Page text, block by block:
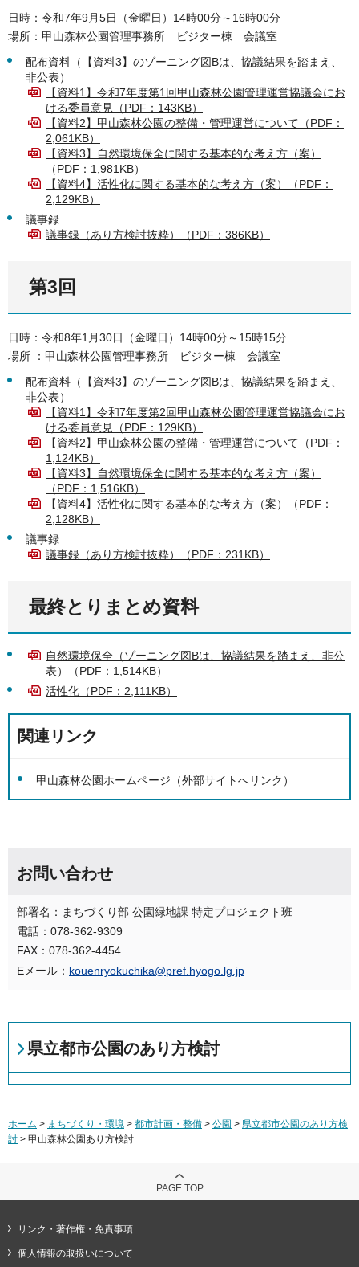
日時：令和7年9月5日（金曜日）14時00分～16時00分
場所：甲山森林公園管理事務所 ビジター棟 会議室
配布資料（【資料3】のゾーニング図Bは、協議結果を踏まえ、
非公表）
【資料1】令和7年度第1回甲山森林公園管理運営協議会にお
ける委員意見（PDF：143KB）
【資料2】甲山森林公園の整備・管理運営について（PDF：
2,061KB）
【資料3】自然環境保全に関する基本的な考え方（案）
（PDF：1,981KB）
【資料4】活性化に関する基本的な考え方（案）（PDF：
2,129KB）
議事録
議事録（あり方検討抜粋）（PDF：386KB）
第3回
日時：令和8年1月30日（金曜日）14時00分～15時15分
場所 ：甲山森林公園管理事務所 ビジター棟 会議室
配布資料（【資料3】のゾーニング図Bは、協議結果を踏まえ、
非公表）
【資料1】令和7年度第2回甲山森林公園管理運営協議会にお
ける委員意見（PDF：129KB）
【資料2】甲山森林公園の整備・管理運営について（PDF：
1,124KB）
【資料3】自然環境保全に関する基本的な考え方（案）
（PDF：1,516KB）
【資料4】活性化に関する基本的な考え方（案）（PDF：
2,128KB）
議事録
議事録（あり方検討抜粋）（PDF：231KB）
最終とりまとめ資料
自然環境保全（ゾーニング図Bは、協議結果を踏まえ、非公
表）（PDF：1,514KB）
活性化（PDF：2,111KB）
関連リンク
甲山森林公園ホームページ（外部サイトへリンク）
お問い合わせ
部署名：まちづくり部 公園緑地課 特定プロジェクト班
電話：078-362-9309
FAX：078-362-4454
Eメール： kouenryokuchika@pref.hyogo.lg.jp
県立都市公園のあり方検討
ホーム > まちづくり・環境 > 都市計画・整備 > 公園 > 県立都市公園のあり方検
討 > 甲山森林公園あり方検討
PAGE TOP
リンク・著作権・免責事項
個人情報の取扱いについて